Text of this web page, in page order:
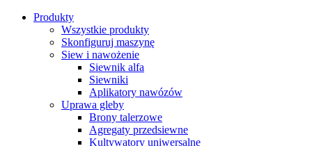
Produkty
Wszystkie produkty
Skonfiguruj maszynę
Siew i nawożenie
Siewnik alfa
Siewniki
Aplikatory nawózów
Uprawa gleby
Brony talerzowe
Agregaty przedsiewne
Kultywatory uniwersalne